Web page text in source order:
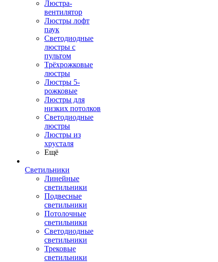
Люстра-
вентилятор
Люстры лофт
паук
Светодиодные
люстры с
пультом
Трёхрожковые
люстры
Люстры 5-
рожковые
Люстры для
низких потолков
Cветодиодные
люстры
Люстры из
хрусталя
Ещё
Светильники
Линейные
светильники
Подвесные
светильники
Потолочные
светильники
Светодиодные
светильники
Трековые
светильники